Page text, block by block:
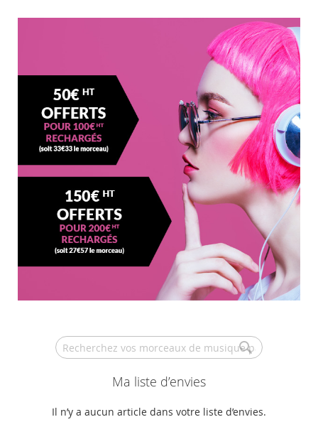
Ma liste d’envies
Il n’y a aucun article dans votre liste d’envies.